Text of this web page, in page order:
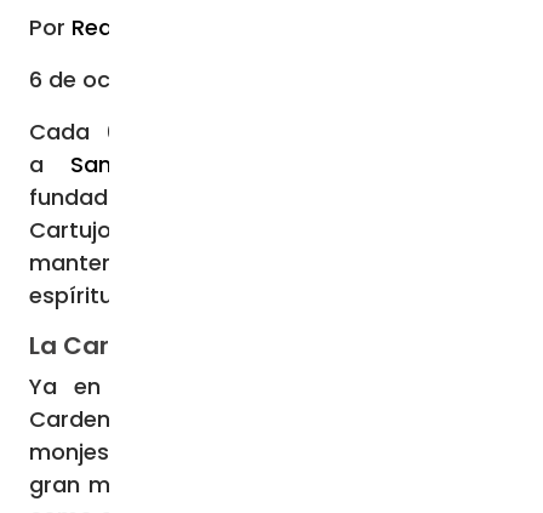
Por Redacción Central
6 de octubre de 2023 / 12:34 AM
Cada 6 de octubre, la Iglesia recuerda
a San Bruno de Colonia
fundador, en 1084, de la Orden de los
Cartujos, orden contemplativa que se ha
mantenido, de manera notable, bajo el
espíritu de la sencillez y la austeridad.
La Cartuja
Ya en el siglo XVII, el sabio y piadoso
Cardenal Giovanni Bona describía a los
monjes cartujos de esta manera: «[Son] El
gran milagro del mundo: viven en el mundo